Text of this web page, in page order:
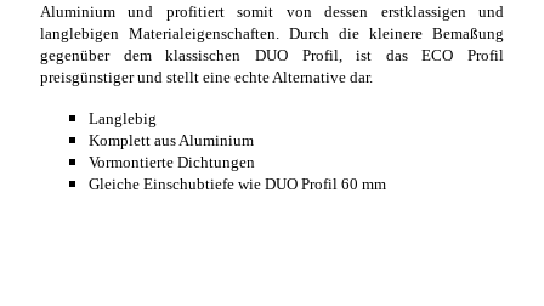
Aluminium und profitiert somit von dessen erstklassigen und
langlebigen Materialeigenschaften. Durch die kleinere Bemaßung
gegenüber dem klassischen DUO Profil, ist das ECO Profil
preisgünstiger und stellt eine echte Alternative dar.
Langlebig
Komplett aus Aluminium
Vormontierte Dichtungen
Gleiche Einschubtiefe wie DUO Profil 60 mm